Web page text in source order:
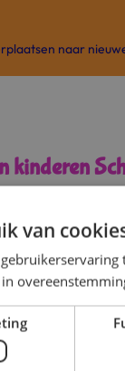
naar
kinderen
van